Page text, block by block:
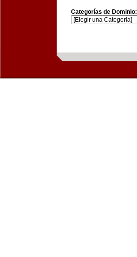
Categorías de Dominio: